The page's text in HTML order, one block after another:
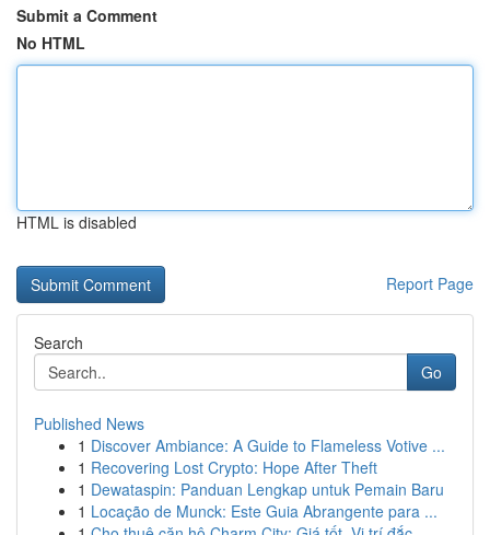
Submit a Comment
No HTML
HTML is disabled
Report Page
Search
Go
Published News
1 Discover Ambiance: A Guide to Flameless Votive ...
1 Recovering Lost Crypto: Hope After Theft
1 Dewataspin: Panduan Lengkap untuk Pemain Baru
1 Locação de Munck: Este Guia Abrangente para ...